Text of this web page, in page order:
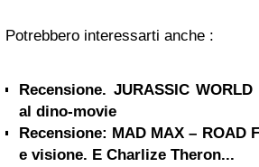
Potrebbero interessarti anche :
Recensione. JURASSIC
al dino-movie
Recensione: MAD MAX – ROAD
e visione. E Charlize Theron...